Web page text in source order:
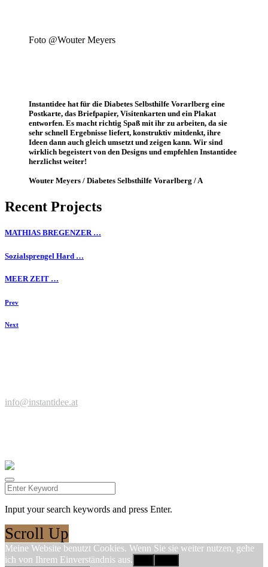
Foto @Wouter Meyers
Instantidee hat für die Diabetes Selbsthilfe Vorarlberg eine
Postkarte, das Briefpapier, Visitenkarten und ein Plakat
entworfen. Es macht richtig Spaß mit ihr zu arbeiten, da sie
sehr schnell Ergebnisse liefert, konstruktiv mitdenkt, ihre
Ideen dann auch gleich umsetzt und zeigen kann. Wir sind
wirklich begeistert von den Designs und empfehlen Instantidee
herzlichst weiter!
Wouter Meyers / Diabetes Selbsthilfe Vorarlberg / A
Recent Projects
MATHIAS BREGENZER …
Sozialsprengel Hard …
MEER ZEIT …
Prev
Next
info@instantidee.at
Input your search keywords and press Enter.
Scroll Up
Meine Website benutzt Cookies. Wenn Sie sie weiter nutzen, gehe
ich von Ihrem Einverständnis aus.